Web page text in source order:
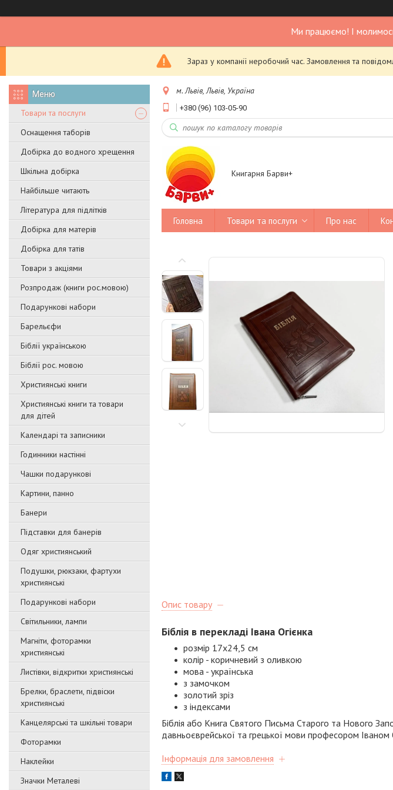
Ми працюємо! І
Зараз у компанії неробочий час. Замовлення та
Товари та послуги
Оснащення таборів
Добірка до водного хрещення
Шкільна добірка
Найбільше читають
Література для підлітків
Добірка для матерів
Добірка для татів
Товари з акціями
Розпродаж (книги рос.мовою)
Подарункові набори
Барельєфи
Біблії українською
Біблії рос. мовою
Християнські книги
Християнські книги та товари
для дітей
Календарі та записники
Годинники настінні
Чашки подарункові
Картини, панно
Банери
Підставки для банерів
Одяг християнський
Подушки, рюкзаки, фартухи
християнські
Подарункові набори
Світильники, лампи
Магніти, фоторамки
християнські
Листівки, відкритки християнські
Брелки, браслети, підвіски
християнські
Канцелярські та шкільні товари
Фоторамки
Наклейки
Значки Металеві
м. Львів, Львів, Україна
+380 (96) 103-05-90
Книгарня Барви+
Головна Товари та послуги Про нас
Опис товару
Біблія в перекладі Івана Огієнка
розмір 17х24,5 см
колір - коричневий з оливкою
мова - українська
з замочком
золотий зріз
з індексами
Біблія або Книга Святого Письма Старого та Нового
давньоєврейської та грецької мови професором Іваном
Інформація для замовлення